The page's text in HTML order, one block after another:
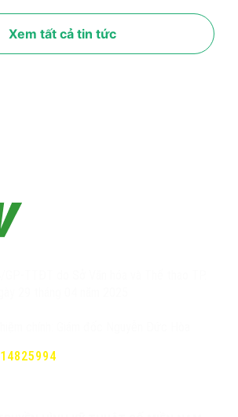
Xem tất cả tin tức
14825994